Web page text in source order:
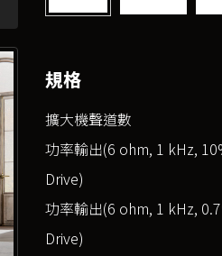
規格
擴大機聲道數
功率輸出(6 ohm, 1 kHz,
Drive)
功率輸出(6 ohm, 1 kHz,
Drive)